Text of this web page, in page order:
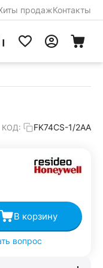
продажКонтакты
КОД: FK74CS-1/2AA
В корзину
вопрос